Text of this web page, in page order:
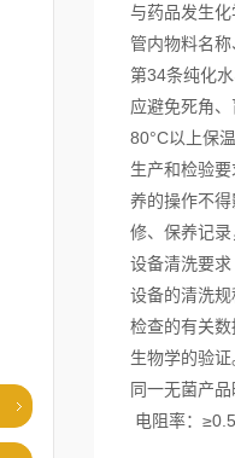
与药品发生
管内物料名
第34条纯化
应避免死角
80°C以上保
生产和检验
养的操作不
修、保养记
设备清洗要
设备的清洗
检查的有关
生物学的验
同一无菌产
电阻率：